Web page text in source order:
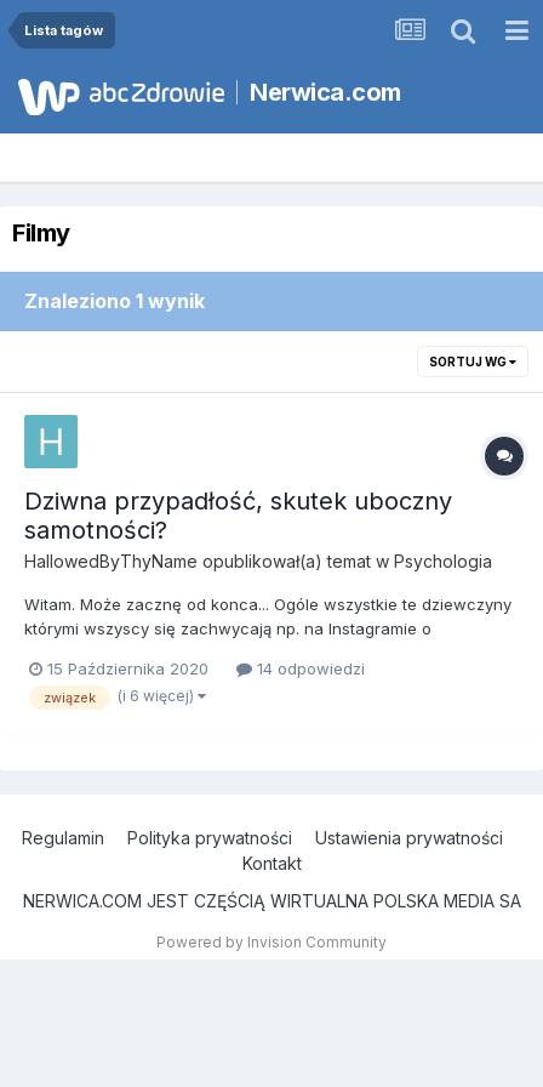
Lista tagów
Nerwica.com
Filmy
Znaleziono 1 wynik
SORTUJ WG
Dziwna przypadłość, skutek uboczny
samotności?
HallowedByThyName opublikował(a) temat w Psychologia
Witam. Może zacznę od konca... Ogóle wszystkie te dziewczyny
którymi wszyscy się zachwycają np. na Instagramie o
wrażenia i za 10 sekund o nich zapominam. Teraz przejdę do
rzeczy. Kilka dni temu obejrzałem polski (nie tylko polski :-)) (s...
15 Października 2020 14 odpowiedzi
związek (i 6 więcej)
Regulamin Polityka prywatności
Ustawienia prywatności
Kontakt
NERWICA.COM JEST CZĘŚCIĄ WIRTUALNA POLSKA MEDIA SA
Powered by Invision Community